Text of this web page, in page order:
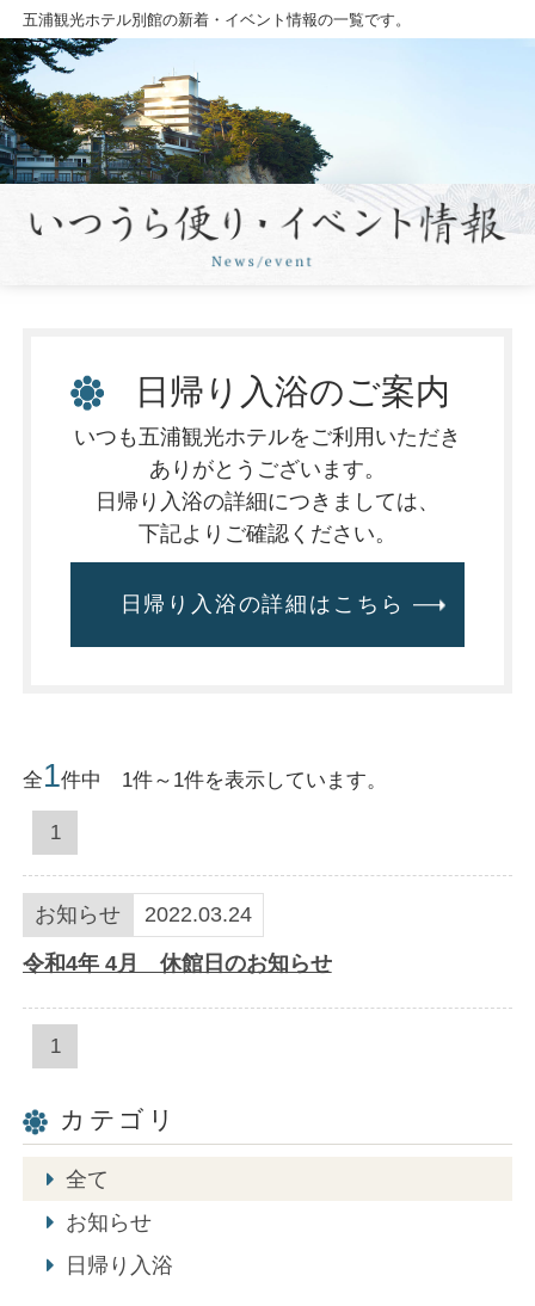
五浦観光ホテル別館の新着・イベント情報の一覧です。
日帰り入浴のご案内
いつも五浦観光ホテルをご利用いただき
ありがとうございます。
日帰り入浴の詳細につきましては、
下記よりご確認ください。
日帰り入浴の詳細はこちら
全1件中 1件～1件を表示しています。
1
お知らせ 2022.03.24
令和4年 4月 休館日のお知らせ
1
カテゴリ
全て
お知らせ
日帰り入浴